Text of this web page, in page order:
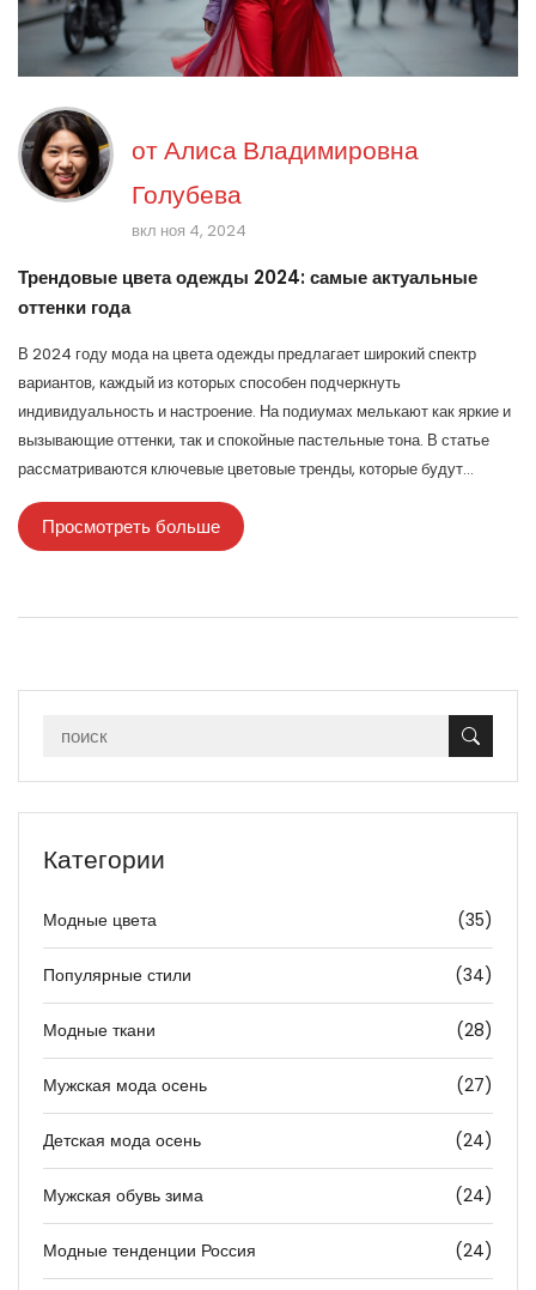
отАлиса Владимировна
Голубева
вкл ноя 4, 2024
Трендовые цвета одежды 2024: самые актуальные
оттенки года
В 2024 году мода на цвета одежды предлагает широкий спектр
вариантов, каждый из которых способен подчеркнуть
индивидуальность и настроение. На подиумах мелькают как яркие и
вызывающие оттенки, так и спокойные пастельные тона. В статье
рассматриваются ключевые цветовые тренды, которые будут
актуальны в новом сезоне, а также советы о том, как максимально
выгодно использовать их в своем гардеробе. Откройте для себя мир
модной палитры, чтобы выглядеть стильно и современно.
Просмотреть больше
Категории
Модные цвета (35)
Популярные стили (34)
Модные ткани (28)
Мужская мода осень (27)
Детская мода осень (24)
Мужская обувь зима (24)
Модные тенденции Россия (24)